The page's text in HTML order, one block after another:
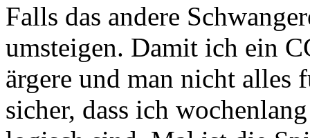
Falls das andere
umsteigen. Damit ich ein
ärgere und man nicht
sicher, dass ich